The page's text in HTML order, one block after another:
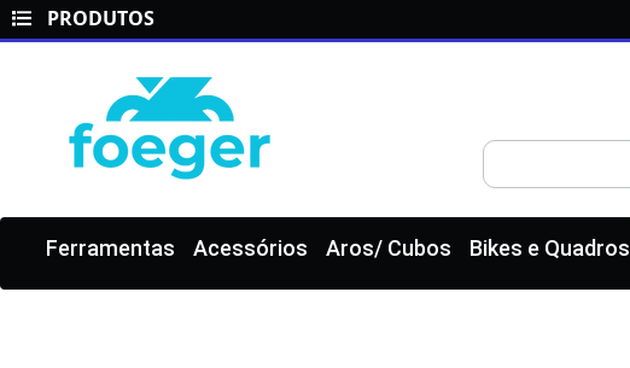
PRODUTOS
Ferramentas Acessórios Aros/ Cubos Bikes e Quadros